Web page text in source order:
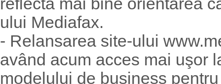
ului Mediafax.
- Relansarea site-ului
având acum acces mai uşor
modelului de business